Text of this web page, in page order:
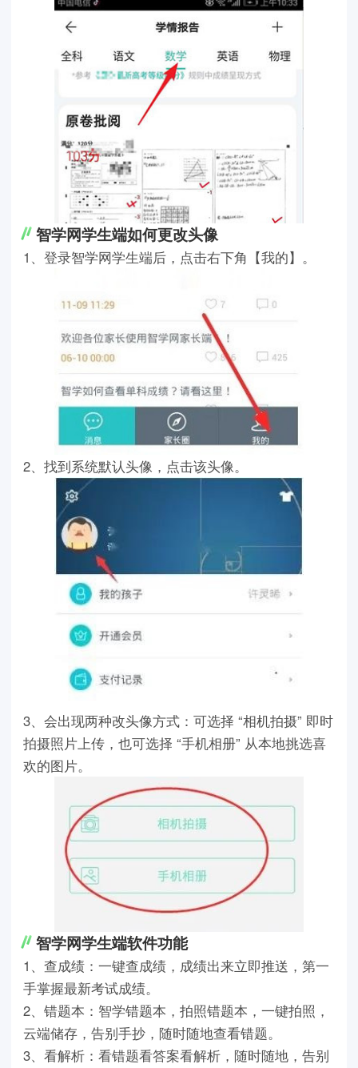
智学网学生端如何更改头像
1、登录智学网学生端后，点击右下角【我的】。
2、找到系统默认头像，点击该头像。
3、会出现两种改头像方式：可选择 “相机拍摄” 即时
拍摄照片上传，也可选择 “手机相册” 从本地挑选喜
欢的图片。
智学网学生端软件功能
1、查成绩：一键查成绩，成绩出来立即推送，第一
手掌握最新考试成绩。
2、错题本：智学错题本，拍照错题本，一键拍照，
云端储存，告别手抄，随时随地查看错题。
3、看解析：看错题看答案看解析，随时随地，告别